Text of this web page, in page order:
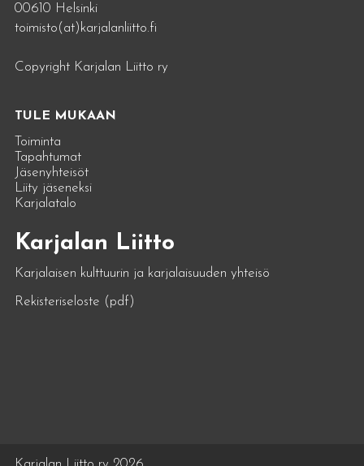
00610 Helsinki
toimisto(at)karjalanliitto.fi
Copyright Karjalan Liitto ry
TULE MUKAAN
Toiminta
Tapahtumat
Jäsenyhteisöt
Liity jäseneksi
Karjalatalo
Karjalan Liitto
Karjalaisen kulttuurin ja karjalaisuuden yhteisö
Rekisteriseloste (pdf)